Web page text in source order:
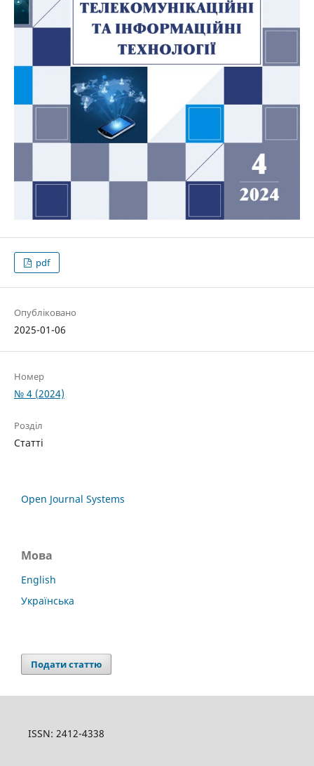
pdf
Опубліковано
2025-01-06
Номер
№ 4 (2024)
Розділ
Статті
Open Journal Systems
Мова
English
Українська
Подати статтю
ISSN: 2412-4338